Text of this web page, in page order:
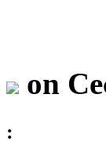
on
: